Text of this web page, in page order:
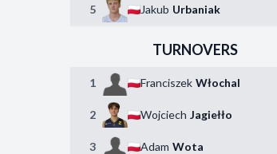
5 Jakub Urbaniak
TURNOVERS
1 Franciszek Włochal
2 Wojciech Jagiełło
3 Adam Wota